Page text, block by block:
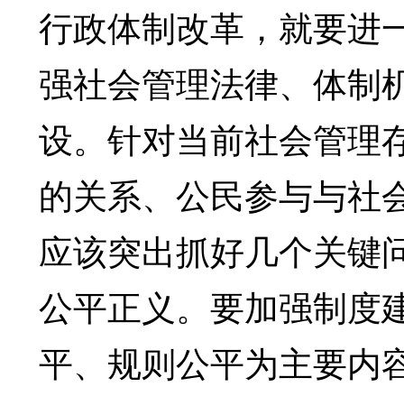
行政体制改革，就要进
强社会管理法律、体制
设。针对当前社会管理
的关系、公民参与与社
应该突出抓好几个关键
公平正义。要加强制度
平、规则公平为主要内